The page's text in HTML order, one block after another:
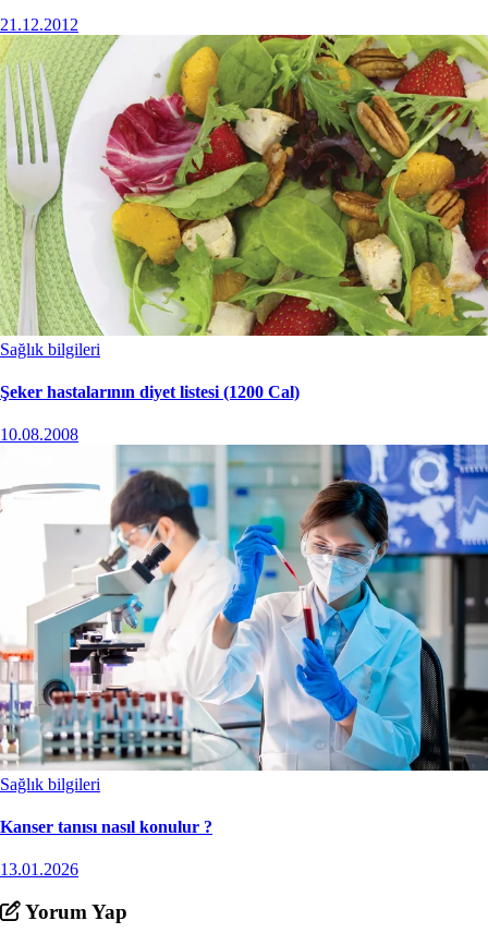
21.12.2012
Sağlık bilgileri
Şeker hastalarının diyet listesi (1200 Cal)
10.08.2008
Sağlık bilgileri
Kanser tanısı nasıl konulur ?
13.01.2026
Yorum Yap